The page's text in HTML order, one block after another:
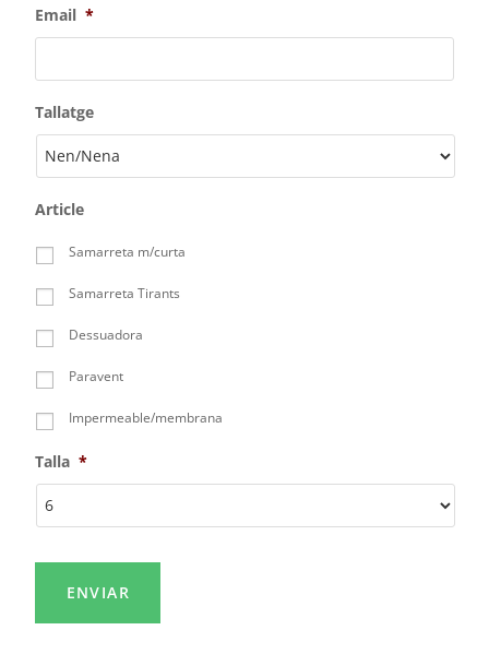
Email *
Tallatge
Article
Samarreta m/curta
Samarreta Tirants
Dessuadora
Paravent
Impermeable/membrana
Talla *